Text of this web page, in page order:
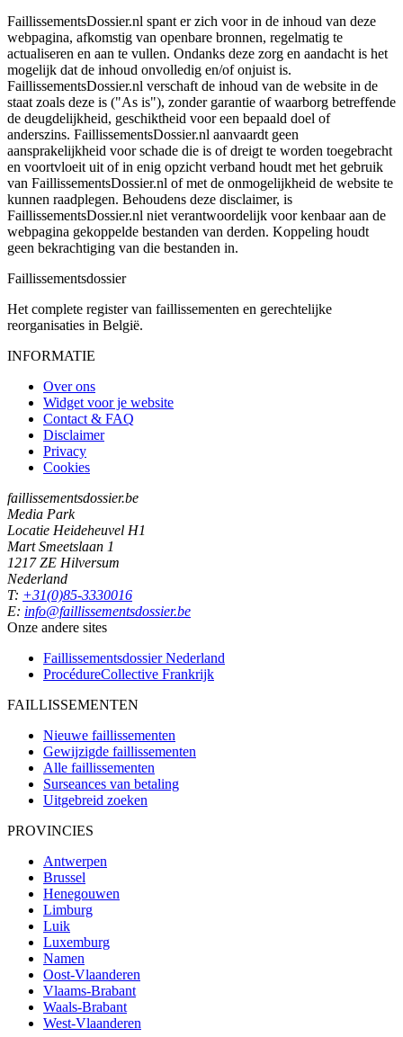
FaillissementsDossier.nl spant er zich voor in de inhoud van deze
webpagina, afkomstig van openbare bronnen, regelmatig te
actualiseren en aan te vullen. Ondanks deze zorg en aandacht is het
mogelijk dat de inhoud onvolledig en/of onjuist is.
FaillissementsDossier.nl verschaft de inhoud van de website in de
staat zoals deze is ("As is"), zonder garantie of waarborg betreffende
de deugdelijkheid, geschiktheid voor een bepaald doel of
anderszins. FaillissementsDossier.nl aanvaardt geen
aansprakelijkheid voor schade die is of dreigt te worden toegebracht
en voortvloeit uit of in enig opzicht verband houdt met het gebruik
van FaillissementsDossier.nl of met de onmogelijkheid de website te
kunnen raadplegen. Behoudens deze disclaimer, is
FaillissementsDossier.nl niet verantwoordelijk voor kenbaar aan de
webpagina gekoppelde bestanden van derden. Koppeling houdt
geen bekrachtiging van die bestanden in.
Faillissementsdossier
Het complete register van faillissementen en gerechtelijke
reorganisaties in België.
INFORMATIE
Over ons
Widget voor je website
Contact & FAQ
Disclaimer
Privacy
Cookies
faillissementsdossier.be
Media Park
Locatie Heideheuvel H1
Mart Smeetslaan 1
1217 ZE Hilversum
Nederland
T: +31(0)85-3330016
E: info@faillissementsdossier.be
Onze andere sites
Faillissementsdossier Nederland
ProcédureCollective Frankrijk
FAILLISSEMENTEN
Nieuwe faillissementen
Gewijzigde faillissementen
Alle faillissementen
Surseances van betaling
Uitgebreid zoeken
PROVINCIES
Antwerpen
Brussel
Henegouwen
Limburg
Luik
Luxemburg
Namen
Oost-Vlaanderen
Vlaams-Brabant
Waals-Brabant
West-Vlaanderen